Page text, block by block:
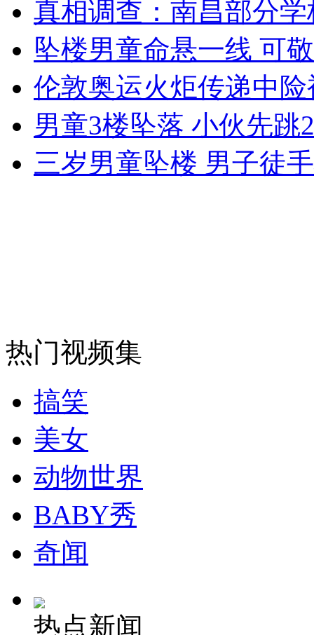
女孩北京地铁殴打老人 痛下狠手拳打脚踢
无痛分娩是否安全 医生回应
外交部：反对强权政治霸凌主义
外交部：有关国家言论片面不公正
纽约上演“枕头大战”
司机酒驾遇交警 急速倒车逃窜
真相调查：南昌部分
坠楼男童命悬一线 可
伦敦奥运火炬传递中
男童3楼坠落 小伙先跳
三岁男童坠楼 男子徒
热门视频集
搞笑
美女
动物世界
BABY秀
奇闻
热点新闻